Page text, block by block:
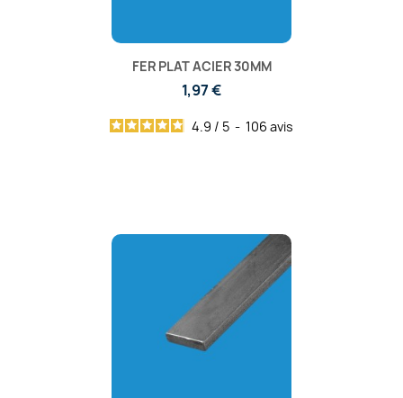
FER PLAT ACIER 30MM
1,97 €
4.9 / 5 - 106 avis